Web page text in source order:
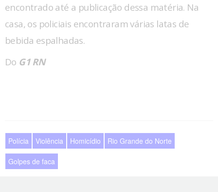
encontrado até a publicação dessa matéria. Na
casa, os policiais encontraram várias latas de
bebida espalhadas.
Do G1 RN
Polícia Violência Homicídio Rio Grande do Norte
Golpes de faca